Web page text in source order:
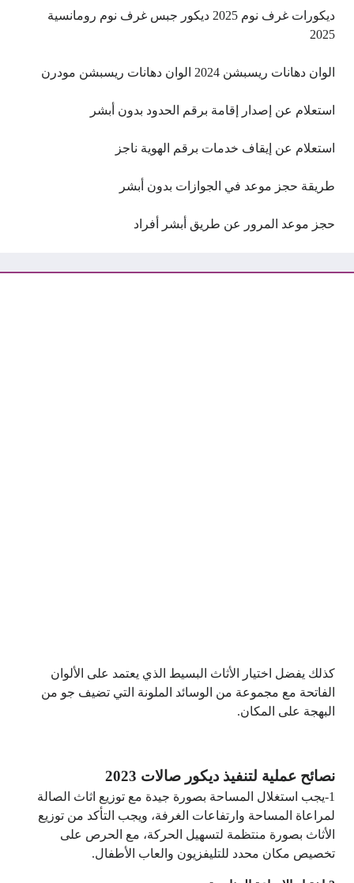
ديكورات غرف نوم 2025 ديكور جبس غرف نوم رومانسية
2025
الوان دهانات ريسبشن 2024 الوان دهانات ريسبشن مودرن
استعلام عن إصدار إقامة برقم الحدود بدون أبشر
استعلام عن إيقاف خدمات برقم الهوية ناجز
طريقة حجز موعد في الجوازات بدون أبشر
حجز موعد المرور عن طريق أبشر أفراد
كذلك يفضل اختيار الأثاث البسيط الذي يعتمد على الألوان
الفاتحة مع مجموعة من الوسائد الملونة التي تضيف جو من
البهجة على المكان.
نصائح عملية لتنفيذ ديكور صالات 2023
1-يجب استغلال المساحة بصورة جيدة مع توزيع اثاث الصالة
لمراعاة المساحة وارتفاعات الغرفة، ويجب التأكد من توزيع
الأثاث بصورة منتظمة لتسهيل الحركة، مع الحرص على
تخصيص مكان محدد للتليفزيون والعاب الأطفال.